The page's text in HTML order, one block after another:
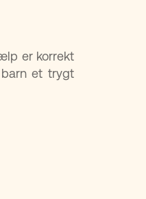
er korrekt
et trygt